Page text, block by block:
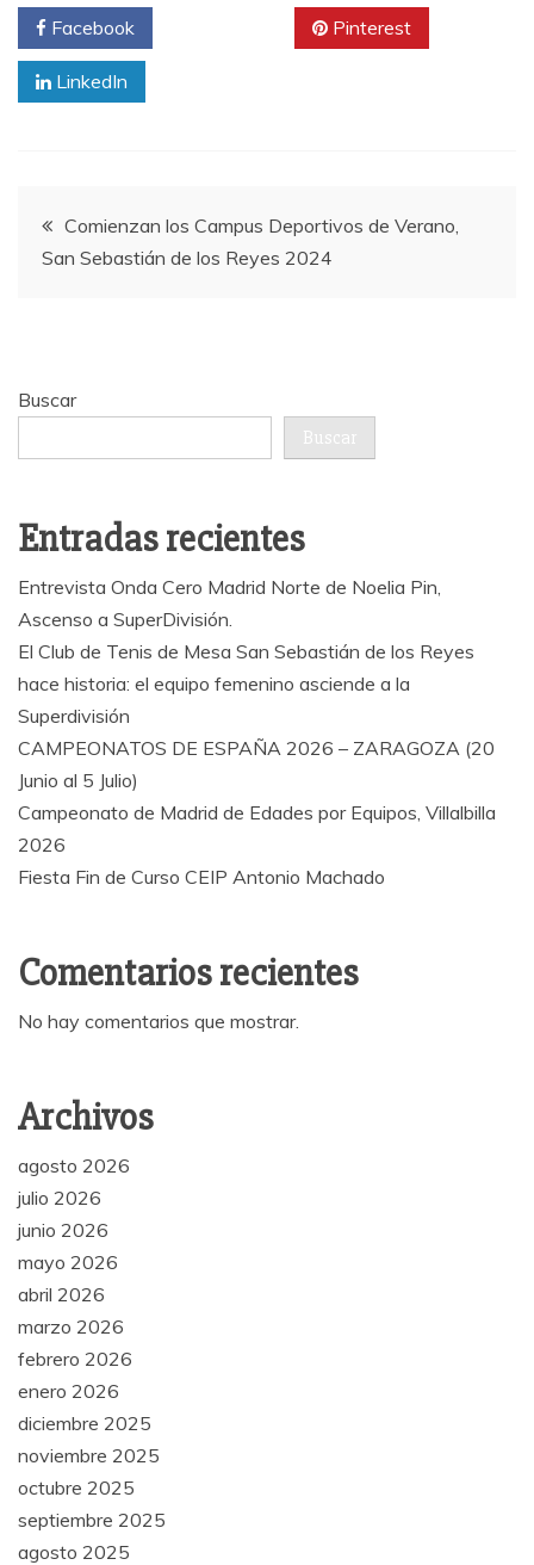
Facebook Pinterest
LinkedIn
Navegación
de
Comienzan los Campus Deportivos de Verano,
San Sebastián de los Reyes 2024
Buscar
Buscar
Entradas recientes
Entrevista Onda Cero Madrid Norte de Noelia Pin,
Ascenso a SuperDivisión.
El Club de Tenis de Mesa San Sebastián de los Reyes
hace historia: el equipo femenino asciende a la
Superdivisión
CAMPEONATOS DE ESPAÑA 2026 – ZARAGOZA (20
Junio al 5 Julio)
Campeonato de Madrid de Edades por Equipos, Villalbilla
2026
Fiesta Fin de Curso CEIP Antonio Machado
Comentarios recientes
No hay comentarios que mostrar.
Archivos
agosto 2026
julio 2026
junio 2026
mayo 2026
abril 2026
marzo 2026
febrero 2026
enero 2026
diciembre 2025
noviembre 2025
octubre 2025
septiembre 2025
agosto 2025